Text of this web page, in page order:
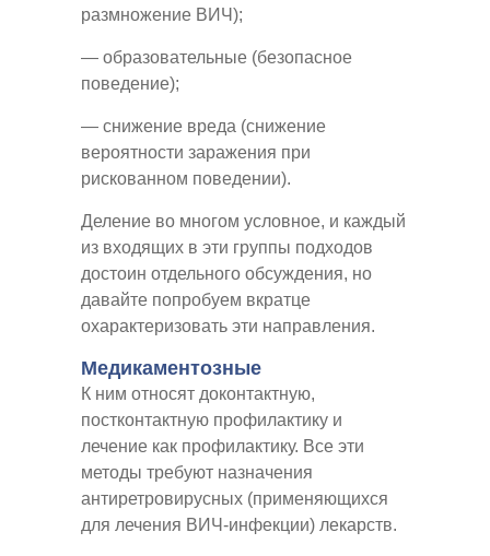
размножение ВИЧ);
— образовательные (безопасное
поведение);
— снижение вреда (снижение
вероятности заражения при
рискованном поведении).
Деление во многом условное, и каждый
из входящих в эти группы подходов
достоин отдельного обсуждения, но
давайте попробуем вкратце
охарактеризовать эти направления.
Медикаментозные
К ним относят доконтактную,
постконтактную профилактику и
лечение как профилактику. Все эти
методы требуют назначения
антиретровирусных (применяющихся
для лечения ВИЧ-инфекции) лекарств.